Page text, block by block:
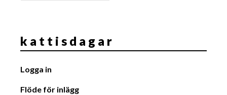
k a t t i s d a g a r
Logga in
Flöde för inlägg